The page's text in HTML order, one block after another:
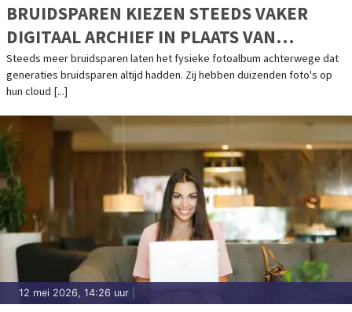
BRUIDSPAREN KIEZEN STEEDS VAKER
DIGITAAL ARCHIEF IN PLAATS VAN
TROUWALBUM
Steeds meer bruidsparen laten het fysieke fotoalbum achterwege dat
generaties bruidsparen altijd hadden. Zij hebben duizenden foto's op
hun cloud [...]
12 mei 2026, 14:26 uur